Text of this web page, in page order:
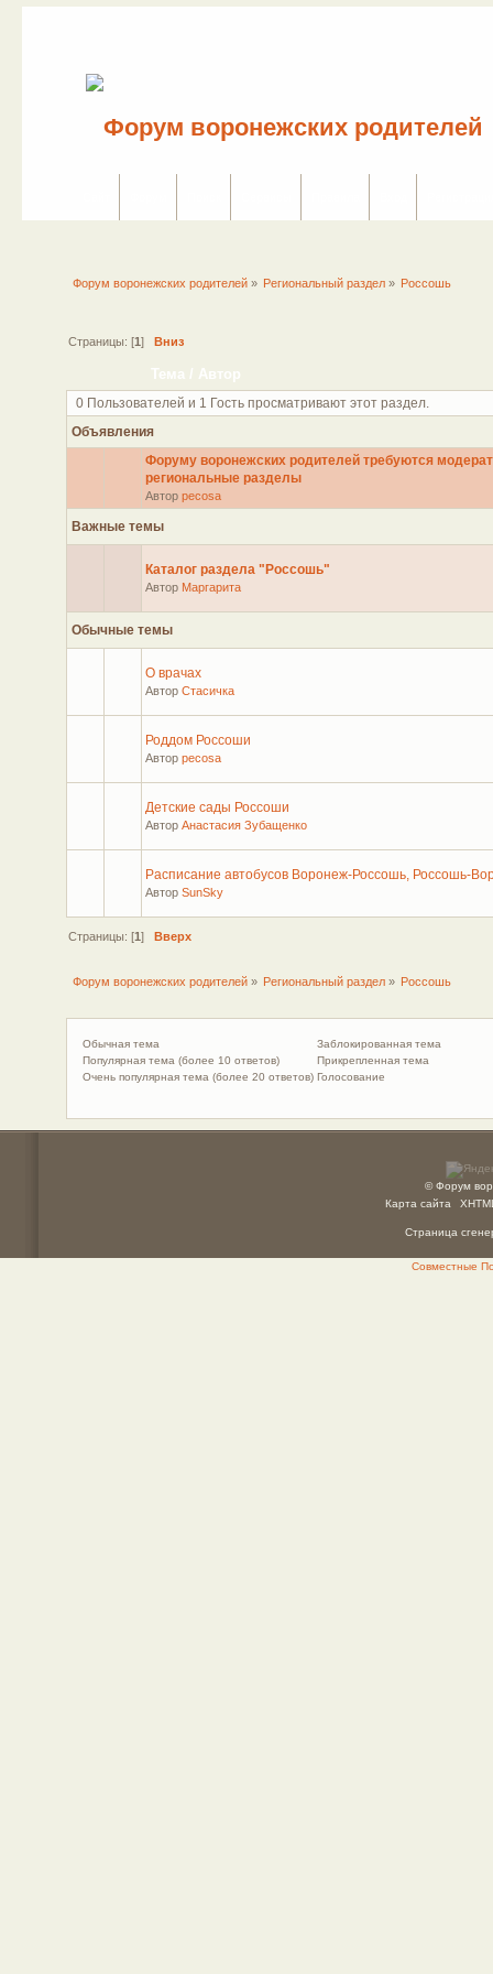
Форум воронежских родителей» Региональный раздел » Россошь
Страницы: [1 ] Вниз
Тема/ Автор
0 Пользователей и 1 Гость просматривают этот раздел.
Объявления
Форуму воронежских родителей требуются
региональные разделы
Автор pecosa
Важные темы
Каталог раздела "Россошь"
Автор Маргарита
Обычные темы
О врачах
Автор Стасичка
Роддом Россоши
Автор pecosa
Детские сады Россоши
Автор Анастасия Зубащенко
Расписание автобусов Воронеж-Россошь, Россошь-
Автор SunSky
Страницы: [1] Вверх
Форум воронежских родителей» Региональный раздел » Россошь
Обычная тема
Популярная тема (более 10 ответов)
Очень популярная тема (более 20 ответов)
Заблокированная тема
Прикрепленная тема
Голосование
© Форум
Карта сайта
Страница
Совместные